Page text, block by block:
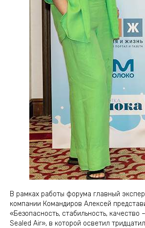
В рамках работы форума главный
компании Командиров Алексей
«Безопасность, стабильность, качество
Sealed Air», в которой осветил